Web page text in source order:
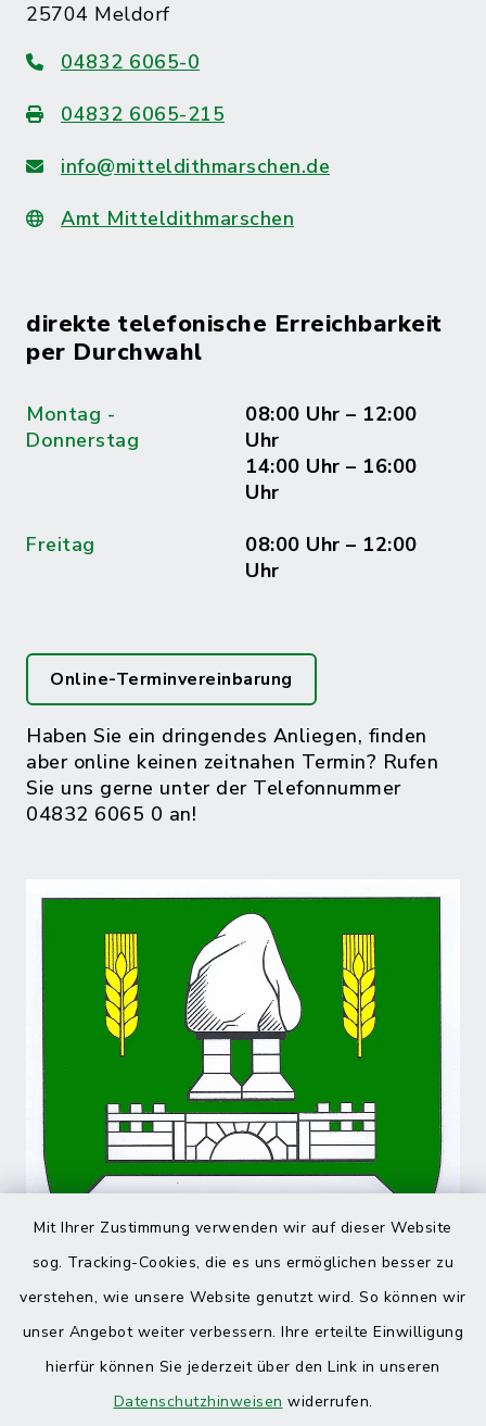
Mit Ihrer Zustimmung verwenden wir auf dieser Website
sog. Tracking-Cookies, die es uns ermöglichen besser zu
verstehen, wie unsere Website genutzt wird. So können wir
unser Angebot weiter verbessern. Ihre erteilte Einwilligung
hierfür können Sie jederzeit über den Link in unseren
Datenschutzhinweisen widerrufen.
25704 Meldorf
04832 6065-0
04832 6065-215
info@mitteldithmarschen.de
Amt Mitteldithmarschen
direkte telefonische Erreichbarkeit
per Durchwahl
Montag -
Donnerstag
08:00 Uhr – 12:00
Uhr
14:00 Uhr – 16:00
Uhr
Freitag
08:00 Uhr – 12:00
Uhr
Online-Terminvereinbarung
Haben Sie ein dringendes Anliegen, finden
aber online keinen zeitnahen Termin? Rufen
Sie uns gerne unter der Telefonnummer
04832 6065 0 an!